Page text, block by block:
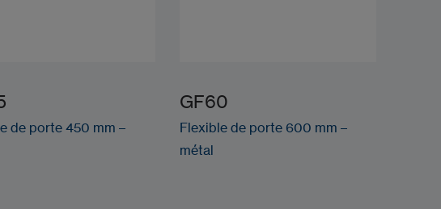
de porte 450 mm –
GF60
Flexible de porte 600 mm –
métal